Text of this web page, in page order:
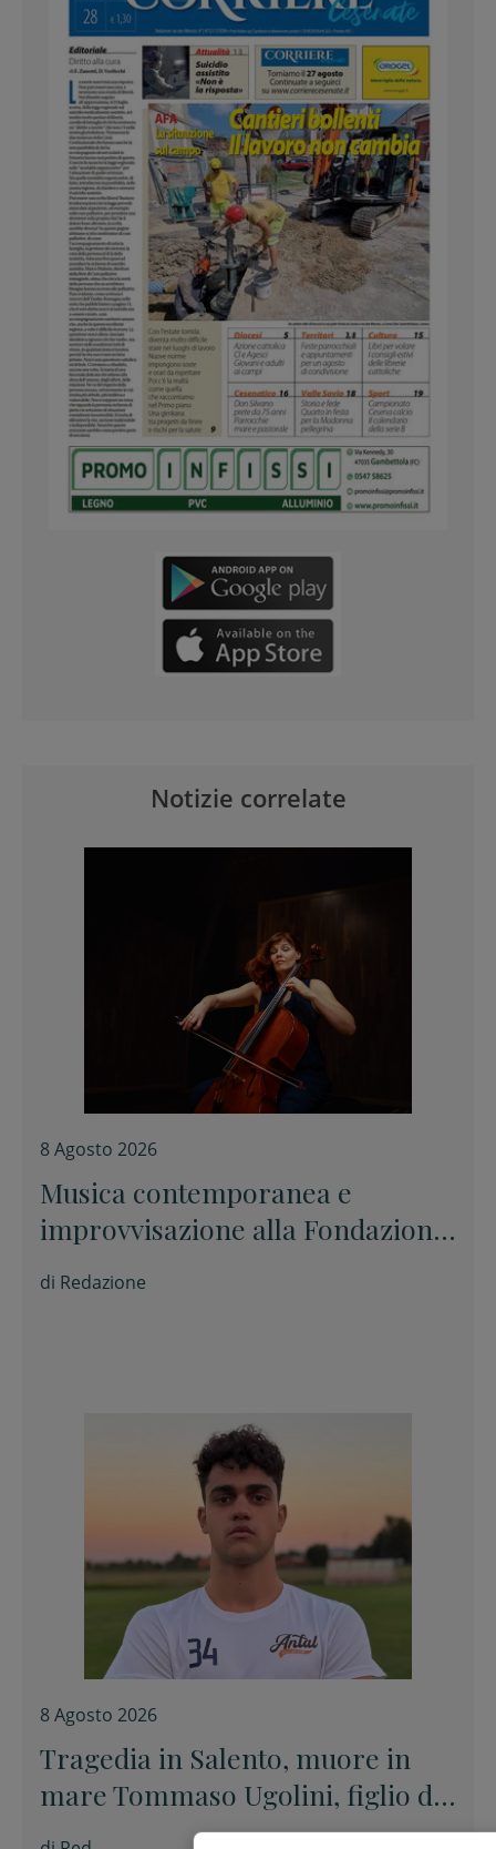
Notizie correlate
8 Agosto 2026
Musica contemporanea e
improvvisazione alla Fondazione
Tito Balestra di Longiano
di Redazione
8 Agosto 2026
Tragedia in Salento, muore in
mare Tommaso Ugolini, figlio del
primario di Chirurgia e nipote